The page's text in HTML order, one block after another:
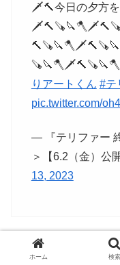
🗡️🔨今日の夕方
りアートくん #テ
pic.twitter.com/
— 『テリファー
＞【6.2（金）公
13, 2023
アートを見つける が
腹を貫き シエナにと
ホーム 検索